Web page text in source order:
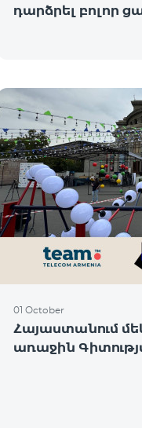
դարձրել բոլոր
01 October
Հայաստանում
առաջին